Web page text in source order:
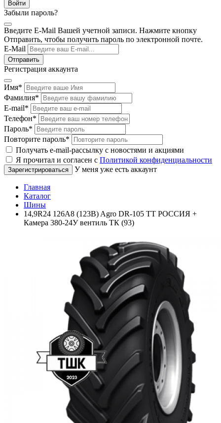
Забыли пароль?
Введите E-Mail Вашей учетной записи. Нажмите кнопку
Отправить, чтобы получить пароль по электронной почте.
E-Mail
Регистрация аккаунта
Имя*
Фамилия*
E-mail*
Телефон*
Пароль*
Повторите пароль*
Получать e-mail-рассылку с новостями и акциями
Я прочитал и согласен с Политикой конфиденциальности
У меня уже есть аккаунт
Главная
Каталог
Шины
14,9R24 126A8 (123B) Agro DR-105 TT РОССИЯ +
Камера 380-24У вентиль ТК (93)